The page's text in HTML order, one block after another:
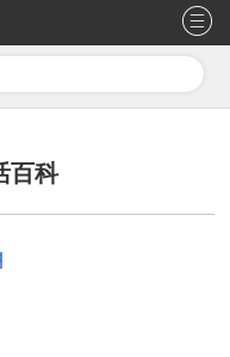
百科